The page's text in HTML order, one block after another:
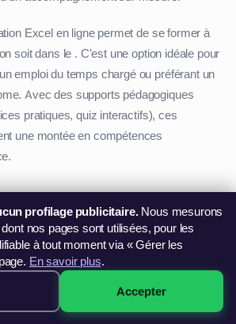
Excel en ligne permet de se former à
soit dans le . C'est une option idéale pour
emploi du temps chargé ou préférant un
Avec des supports pédagogiques
pratiques, quiz interactifs), ces
une montée en compétences
formation Excel Mamoudzou est
pour toute personne du souhaitant
professionnelle. Que ce soit pour mieux
ses capacités d'analyse ou
tâches, les bénéfices sont nombreux pour
· Voir les sessions →
profilage publicitaire.Nous mesurons
dont nos pages sont utilisées, pour les
à tout moment via « Gérer les
En savoir plus.
Accepter